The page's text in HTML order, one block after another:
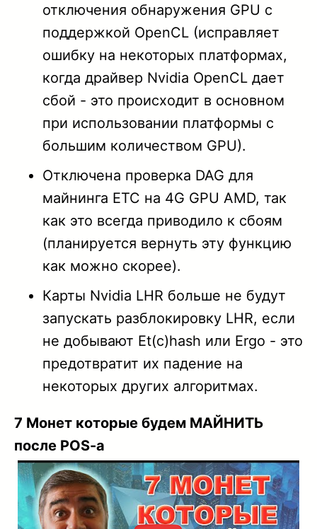
отключения обнаружения GPU с
поддержкой OpenCL (исправляет
ошибку на некоторых платформах,
когда драйвер Nvidia OpenCL дает
сбой - это происходит в основном
при использовании платформы с
большим количеством GPU).
Отключена проверка DAG для
майнинга ETC на 4G GPU AMD, так
как это всегда приводило к сбоям
(планируется вернуть эту функцию
как можно скорее).
Карты Nvidia LHR больше не будут
запускать разблокировку LHR, если
не добывают Et(c)hash или Ergo - это
предотвратит их падение на
некоторых других алгоритмах.
7 Монет которые будем МАЙНИТЬ
после POS-a